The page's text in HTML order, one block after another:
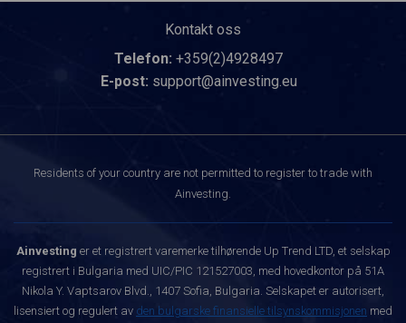
Kontakt oss
Telefon: +359(2)4928497
E-post: support@ainvesting.eu
Residents of your country are not permitted to register to trade with
Ainvesting.
Ainvesting er et registrert varemerke tilhørende Up Trend LTD, et selskap
registrert i Bulgaria med UIC/PIC 121527003, med hovedkontor på 51A
Nikola Y. Vaptsarov Blvd., 1407 Sofia, Bulgaria. Selskapet er autorisert,
lisensiert og regulert av den bulgarske finansielle tilsynskommisjonen med